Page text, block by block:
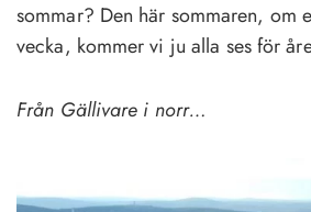
sommar? Den här sommaren, om
vecka, kommer vi ju alla ses för
Från Gällivare i norr…